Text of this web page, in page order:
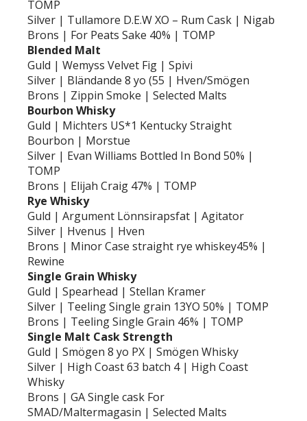
TOMP
Silver | Tullamore D.E.W XO – Rum Cask | Nigab
Brons | For Peats Sake 40% | TOMP
Blended Malt
Guld | Wemyss Velvet Fig | Spivi
Silver | Bländande 8 yo (55 | Hven/Smögen
Brons | Zippin Smoke | Selected Malts
Bourbon Whisky
Guld | Michters US*1 Kentucky Straight
Bourbon | Morstue
Silver | Evan Williams Bottled In Bond 50% |
TOMP
Brons | Elijah Craig 47% | TOMP
Rye Whisky
Guld | Argument Lönnsirapsfat | Agitator
Silver | Hvenus | Hven
Brons | Minor Case straight rye whiskey45% |
Rewine
Single Grain Whisky
Guld | Spearhead | Stellan Kramer
Silver | Teeling Single grain 13YO 50% | TOMP
Brons | Teeling Single Grain 46% | TOMP
Single Malt Cask Strength
Guld | Smögen 8 yo PX | Smögen Whisky
Silver | High Coast 63 batch 4 | High Coast
Whisky
Brons | GA Single cask For
SMAD/Maltermagasin | Selected Malts